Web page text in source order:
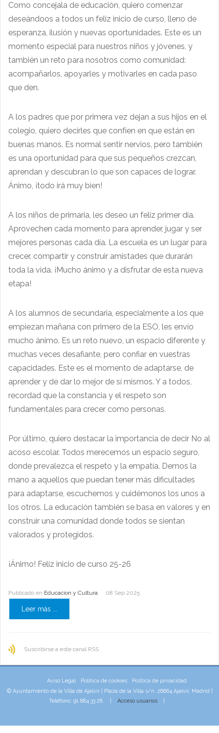
Como concejala de educación, quiero comenzar
deseándoos a todos un feliz inicio de curso, lleno de
esperanza, ilusión y nuevas oportunidades. Este es un
momento especial para nuestros niños y jóvenes, y
también un reto para nosotros como comunidad:
acompañarlos, apoyarles y motivarles en cada paso
que den.
A los padres que por primera vez dejan a sus hijos en el
colegio, quiero decirles que confíen en que están en
buenas manos. Es normal sentir nervios, pero también
es una oportunidad para que sus pequeños crezcan,
aprendan y descubran lo que son capaces de lograr.
Ánimo, ¡todo irá muy bien!
A los niños de primaria, les deseo un feliz primer día.
Aprovechen cada momento para aprender, jugar y ser
mejores personas cada día. La escuela es un lugar para
crecer, compartir y construir amistades que durarán
toda la vida. ¡Mucho ánimo y a disfrutar de esta nueva
etapa!
A los alumnos de secundaria, especialmente a los que
empiezan mañana con primero de la ESO, les envío
mucho ánimo. Es un reto nuevo, un espacio diferente y
muchas veces desafiante, pero confiar en vuestras
capacidades. Este es el momento de adaptarse, de
aprender y de dar lo mejor de sí mismos. Y a todos,
recordad que la constancia y el respeto son
fundamentales para crecer como personas.
Por último, quiero destacar la importancia de decir No al
acoso escolar. Todos merecemos un espacio seguro,
donde prevalezca el respeto y la empatía. Demos la
mano a aquellos que puedan tener más dificultades
para adaptarse, escuchemos y cuidémonos los unos a
los otros. La educación también se basa en valores y en
construir una comunidad donde todos se sientan
valorados y protegidos.
¡Ánimo! Feliz inicio de curso 25-26
Publicado en Educacion y Cultura 08 Sep 2025
Leer más ...
Suscribirse a este canal RSS
Aviso Legal Política de cookies
Política de privacidad
© Ayuntamiento de la Villa de Ajalvir | Plaza de la Villa s/n, 28864 Ajalvir, Madrid |
Teléfono: 91 884 33 28 | Acceso usuarios|